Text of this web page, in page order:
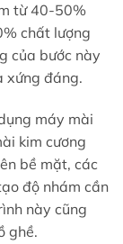
từ 40-50%
chất lượng
của bước này
xứng đáng.
máy mài
kim cương
bề mặt, các
độ nhám cần
này cũng
ghề.